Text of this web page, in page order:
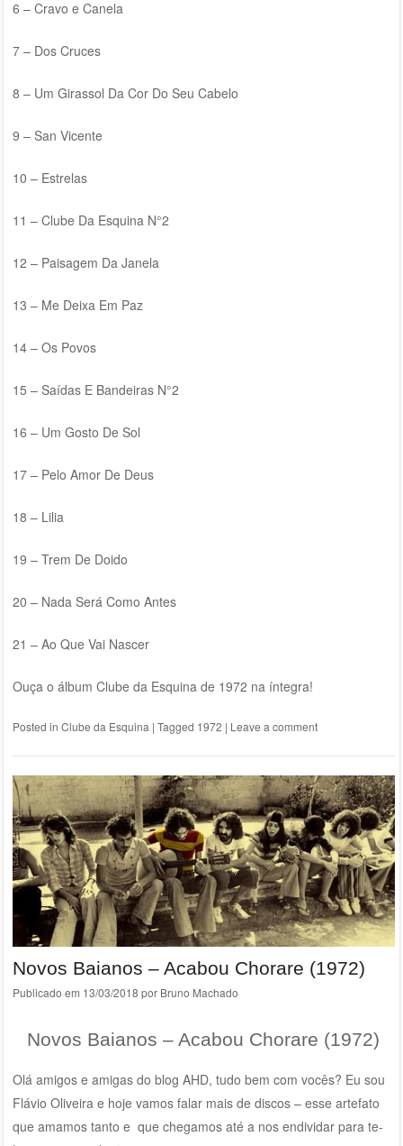
6 – Cravo e Canela
7 – Dos Cruces
8 – Um Girassol Da Cor Do Seu Cabelo
9 – San Vicente
10 – Estrelas
11 – Clube Da Esquina N°2
12 – Paisagem Da Janela
13 – Me Deixa Em Paz
14 – Os Povos
15 – Saídas E Bandeiras N°2
16 – Um Gosto De Sol
17 – Pelo Amor De Deus
18 – Lilia
19 – Trem De Doido
20 – Nada Será Como Antes
21 – Ao Que Vai Nascer
Ouça o álbum Clube da Esquina de 1972 na íntegra!
Posted in Clube da Esquina | Tagged 1972 | Leave a comment
Novos Baianos – Acabou Chorare (1972)
Publicado em 13/03/2018 por Bruno Machado
Novos Baianos – Acabou Chorare (1972)
Olá amigos e amigas do blog AHD, tudo bem com vocês? Eu sou
Flávio Oliveira e hoje vamos falar mais de discos – esse artefato
que amamos tanto e que chegamos até a nos endividar para te-